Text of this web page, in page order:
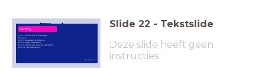
Planning
Les 1 - Kunstvorm & onderwerp
bepalen
Les 2 - Materiaal onderzoek
Les 3 - Vorm onderzoek
Les 4 - Onderzoek naar de betekenis
Les 5/6 - De uitwerking
Beeld: Publiek Domein
Slide 22 - Tekstslide
Deze slide heeft geen
instructies